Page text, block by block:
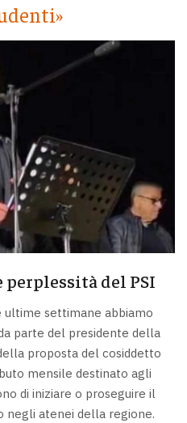
del PSI
ultime settimane abbiamo
parte del presidente della
proposta del cosiddetto
mensile destinato agli
di iniziare o proseguire il
negli atenei della regione.